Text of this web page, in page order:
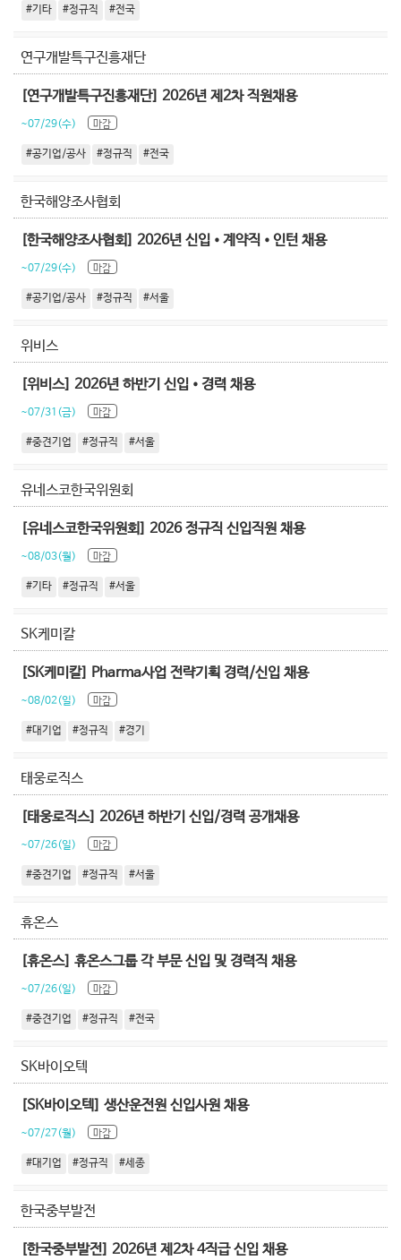
#기타 #정규직 #전국
연구개발특구진흥재단
[연구개발특구진흥재단] 2026년 제2차 직원채용
~07/29(수) 마감
#공기업/공사 #정규직 #전국
한국해양조사협회
[한국해양조사협회] 2026년 신입•계약직•인턴 채용
~07/29(수) 마감
#공기업/공사 #정규직 #서울
위비스
[위비스] 2026년 하반기 신입•경력 채용
~07/31(금) 마감
#중견기업 #정규직 #서울
유네스코한국위원회
[유네스코한국위원회] 2026 정규직 신입직원 채용
~08/03(월) 마감
#기타 #정규직 #서울
SK케미칼
[SK케미칼] Pharma사업 전략기획 경력/신입 채용
~08/02(일) 마감
#대기업 #정규직 #경기
태웅로직스
[태웅로직스] 2026년 하반기 신입/경력 공개채용
~07/26(일) 마감
#중견기업 #정규직 #서울
휴온스
[휴온스] 휴온스그룹 각 부문 신입 및 경력직 채용
~07/26(일) 마감
#중견기업 #정규직 #전국
SK바이오텍
[SK바이오텍] 생산운전원 신입사원 채용
~07/27(월) 마감
#대기업 #정규직 #세종
한국중부발전
[한국중부발전] 2026년 제2차 4직급 신입 채용